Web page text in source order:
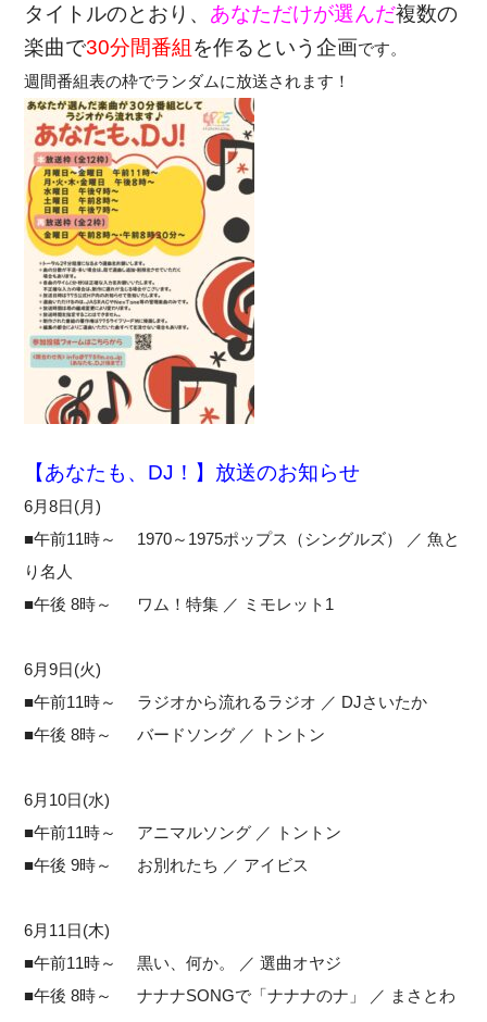
タイトルのとおり、 あなただけが選んだ複数の
楽曲で30分間番組を作るという企画です。
週間番組表の枠でランダムに放送されます！
【あなたも、DJ！】放送のお知らせ
6月8日(月)
■午前11時～ 1970～1975ポップス（シングルズ） ／ 魚と
り名人
■午後 8時～ ワム！特集 ／ ミモレット1
6月9日(火)
■午前11時～ ラジオから流れるラジオ ／ DJさいたか
■午後 8時～ バードソング ／ トントン
6月10日(水)
■午前11時～ アニマルソング ／ トントン
■午後 9時～ お別れたち ／ アイビス
6月11日(木)
■午前11時～ 黒い、何か。 ／ 選曲オヤジ
■午後 8時～ ナナナSONGで「ナナナのナ」 ／ まさとわ